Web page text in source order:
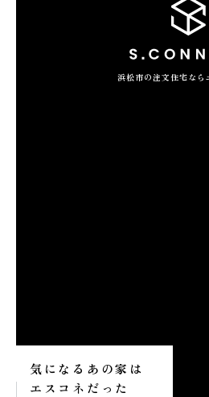
ACCESS MAP
アクセスマップ
浜松市の注文住宅なら
気になる あの家は
エスコネ だった